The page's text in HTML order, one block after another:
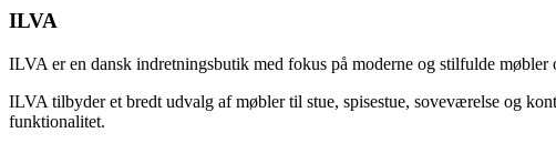
ILVA
ILVA er en dansk indretningsbutik med fokus på moderne og stilfulde
ILVA tilbyder et bredt udvalg af møbler til stue, spisestue, soveværelse og
funktionalitet.